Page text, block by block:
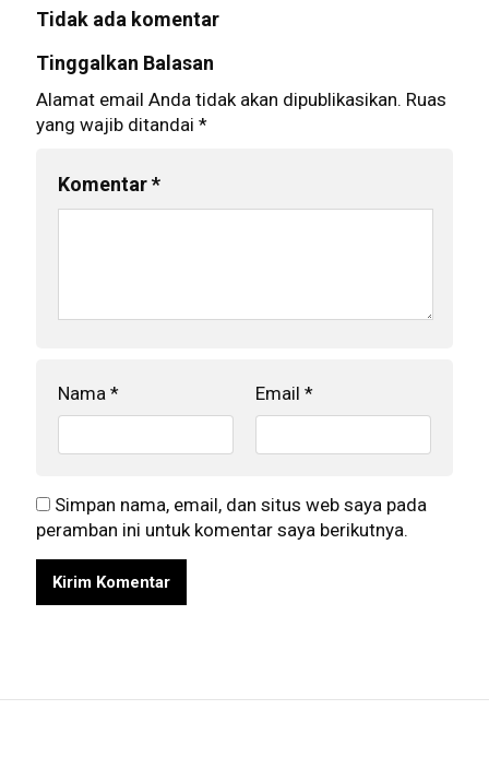
Tidak ada komentar
Tinggalkan Balasan
Alamat email Anda tidak akan dipublikasikan. Ruas
yang wajib ditandai *
Komentar*
Nama * Email *
Simpan nama, email, dan situs web saya pada
peramban ini untuk komentar saya berikutnya.